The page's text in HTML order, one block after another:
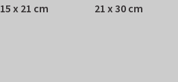
15 x 21 cm 21 x 30 cm